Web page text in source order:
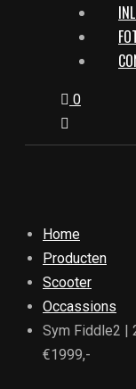
0
Home
Producten
Scooter
Occassions
Sym Fiddle2 |
€1999,-